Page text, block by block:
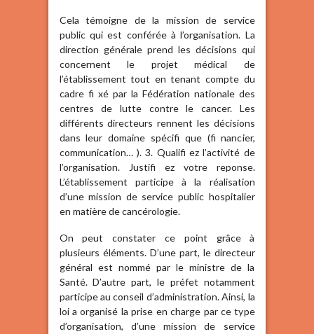
Cela témoigne de la mission de service
public qui est conférée à l’organisation. La
direction générale prend les décisions qui
concernent le projet médical de
l’établissement tout en tenant compte du
cadre fi xé par la Fédération nationale des
centres de lutte contre le cancer. Les
différents directeurs rennent les décisions
dans leur domaine spécifi que (fi nancier,
communication… ). 3. Qualifi ez l’activité de
l’organisation. Justifi ez votre reponse.
L’établissement participe à la réalisation
d’une mission de service public hospitalier
en matière de cancérologie.
On peut constater ce point grâce à
plusieurs éléments. D’une part, le directeur
général est nommé par le ministre de la
Santé. D’autre part, le préfet notamment
participe au conseil d’administration. Ainsi, la
loi a organisé la prise en charge par ce type
d’organisation, d’une mission de service